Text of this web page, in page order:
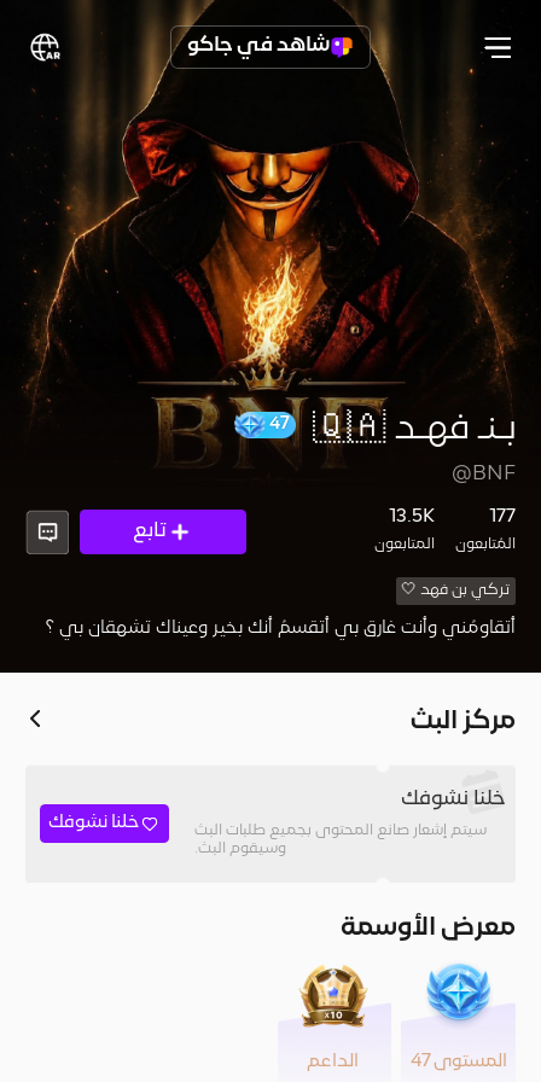
شاهد في جاكو
بـنـ فهـد 🇶🇦
@BNF
177
المُتابعون
13.5K
المتابعون
تابع
تركي بن فهد 🤍
أتقاومُني وأنت غارق بي أتقسمُ أنك بخير وعيناك تشهقان بي ؟
مركز البث
خلنا نشوفك
سيتم إشعار صانع المحتوى بجميع طلبات البث
وسيقوم البث.
خلنا نشوفك
معرض الأوسمة
المستوى 47 الداعم